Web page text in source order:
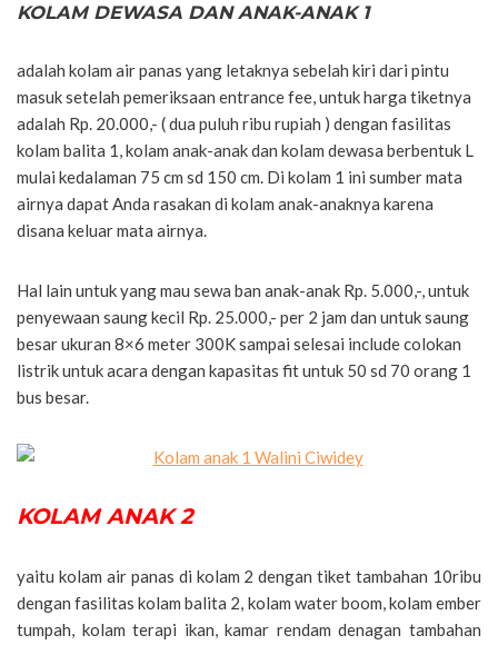
KOLAM DEWASA DAN ANAK-ANAK 1
adalah kolam air panas yang letaknya sebelah kiri dari pintu
masuk setelah pemeriksaan entrance fee, untuk harga tiketnya
adalah Rp. 20.000,- ( dua puluh ribu rupiah ) dengan fasilitas
kolam balita 1, kolam anak-anak dan kolam dewasa berbentuk L
mulai kedalaman 75 cm sd 150 cm. Di kolam 1 ini sumber mata
airnya dapat Anda rasakan di kolam anak-anaknya karena
disana keluar mata airnya.
Hal lain untuk yang mau sewa ban anak-anak Rp. 5.000,-, untuk
penyewaan saung kecil Rp. 25.000,- per 2 jam dan untuk saung
besar ukuran 8×6 meter 300K sampai selesai include colokan
listrik untuk acara dengan kapasitas fit untuk 50 sd 70 orang 1
bus besar.
KOLAM ANAK 2
yaitu kolam air panas di kolam 2 dengan tiket tambahan 10ribu
dengan fasilitas kolam balita 2, kolam water boom, kolam ember
tumpah, kolam terapi ikan, kamar rendam denagan tambahan